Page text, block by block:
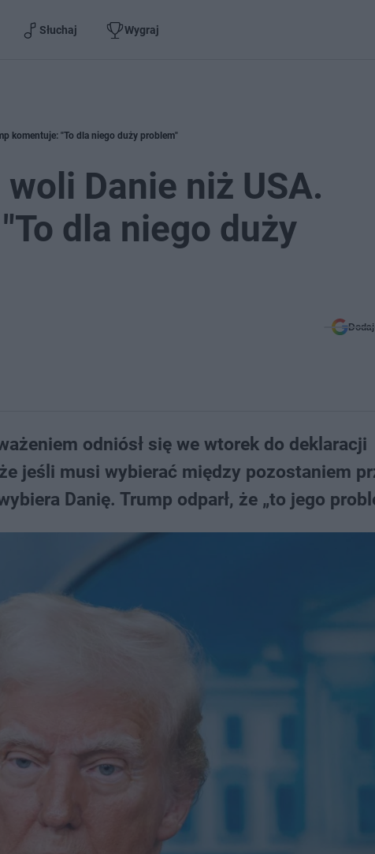
Słuchaj Wygraj
komentuje: "To dla niego duży problem"
Danie niż USA.
dla niego duży
odniósł się we wtorek do deklaracji
jeśli musi wybierać między pozostaniem
Danię. Trump odparł, że „to jego